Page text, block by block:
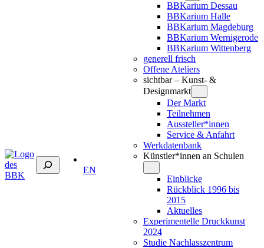
Suchen
EN
BBKarium Dessau
BBKarium Halle
BBKarium Magdeburg
BBKarium Wernigerode
BBKarium Wittenberg
generell frisch
Offene Ateliers
sichtbar – Kunst- &
Designmarkt
Der Markt
Teilnehmen
Aussteller*innen
Service & Anfahrt
Werkdatenbank
Künstler*innen an Schulen
Einblicke
Rückblick 1996 bis
2015
Aktuelles
Experimentelle Druckkunst
2024
Studie Nachlasszentrum